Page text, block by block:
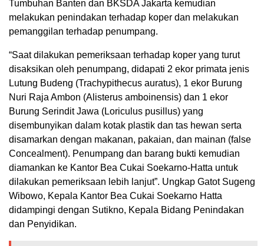
Tumbuhan Banten dan BKSDA Jakarta kemudian
melakukan penindakan terhadap koper dan melakukan
pemanggilan terhadap penumpang.
“Saat dilakukan pemeriksaan terhadap koper yang turut
disaksikan oleh penumpang, didapati 2 ekor primata jenis
Lutung Budeng (Trachypithecus auratus), 1 ekor Burung
Nuri Raja Ambon (Alisterus amboinensis) dan 1 ekor
Burung Serindit Jawa (Loriculus pusillus) yang
disembunyikan dalam kotak plastik dan tas hewan serta
disamarkan dengan makanan, pakaian, dan mainan (false
Concealment). Penumpang dan barang bukti kemudian
diamankan ke Kantor Bea Cukai Soekarno-Hatta untuk
dilakukan pemeriksaan lebih lanjut”. Ungkap Gatot Sugeng
Wibowo, Kepala Kantor Bea Cukai Soekarno Hatta
didampingi dengan Sutikno, Kepala Bidang Penindakan
dan Penyidikan.